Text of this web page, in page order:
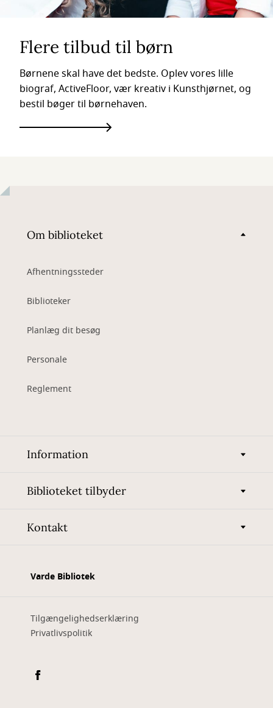
Flere tilbud til børn
Børnene skal have det bedste. Oplev vores lille
biograf, ActiveFloor, vær kreativ i Kunsthjørnet, og
bestil bøger til børnehaven.
Om biblioteket
Afhentningssteder
Biblioteker
Planlæg dit besøg
Personale
Reglement
Information
Biblioteket tilbyder
Kontakt
Varde Bibliotek
Tilgængelighedserklæring
Privatlivspolitik